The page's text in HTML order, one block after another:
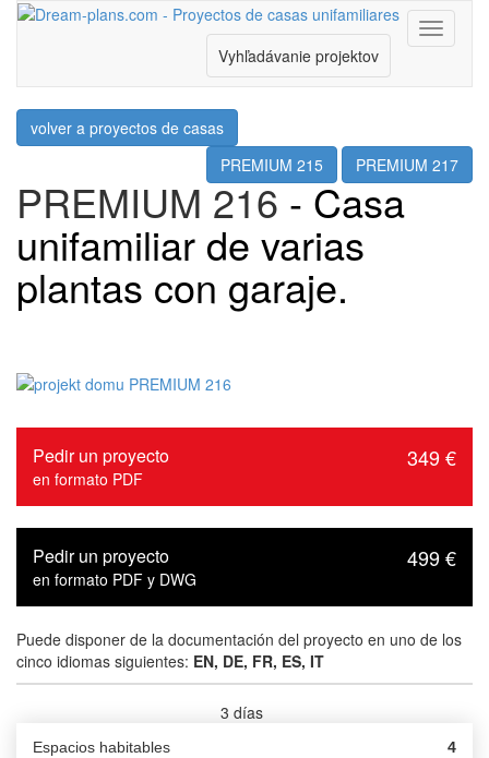
Menu
Vyhľadávanie projektov
volver a proyectos de casas
PREMIUM 215
PREMIUM 217
PREMIUM 216- Casa
unifamiliar de varias
plantas con garaje.
Pedir un proyecto
en formato PDF
349 €
Pedir un proyecto
en formato PDF y DWG
499 €
Puede disponer de la documentación del proyecto en uno de los
cinco idiomas siguientes: EN, DE, FR, ES, IT
3 días
Espacios habitables 4